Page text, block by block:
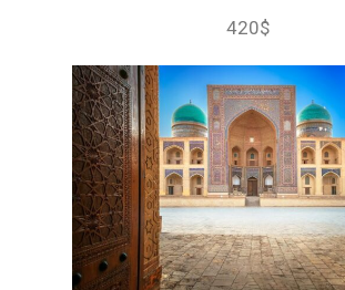
420$